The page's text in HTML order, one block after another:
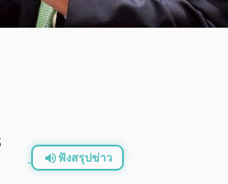
ฟังสรุปข่าว